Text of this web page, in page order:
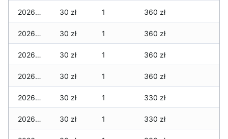
2026-07-28 30 zł 1 360 zł
2026-07-27 30 zł 1 360 zł
2026-07-26 30 zł 1 360 zł
2026-07-24 30 zł 1 360 zł
2026-07-23 30 zł 1 330 zł
2026-07-22 30 zł 1 330 zł